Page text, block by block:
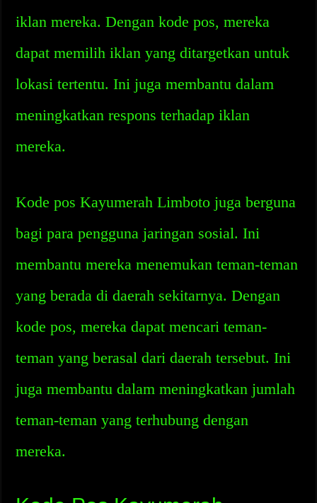
iklan mereka. Dengan kode pos, mereka
dapat memilih iklan yang ditargetkan untuk
lokasi tertentu. Ini juga membantu dalam
meningkatkan respons terhadap iklan
mereka.
Kode pos Kayumerah Limboto juga berguna
bagi para pengguna jaringan sosial. Ini
membantu mereka menemukan teman-teman
yang berada di daerah sekitarnya. Dengan
kode pos, mereka dapat mencari teman-
teman yang berasal dari daerah tersebut. Ini
juga membantu dalam meningkatkan jumlah
teman-teman yang terhubung dengan
mereka.